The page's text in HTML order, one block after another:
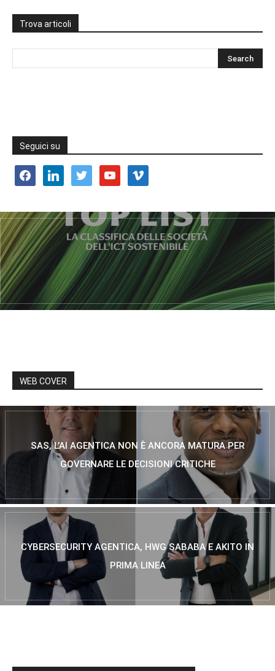
Trova articoli
Seguici su
facebooklinkedin twitter youtube vimeo
WEB COVER
SAS, L’AI AGENTICA NON È ANCORA MATURA PER
GOVERNARE LE DECISIONI CRITICHE
CYBERSECURITY AGENTICA, HWG SABABA E AKITO IN
PRIMA LINEA